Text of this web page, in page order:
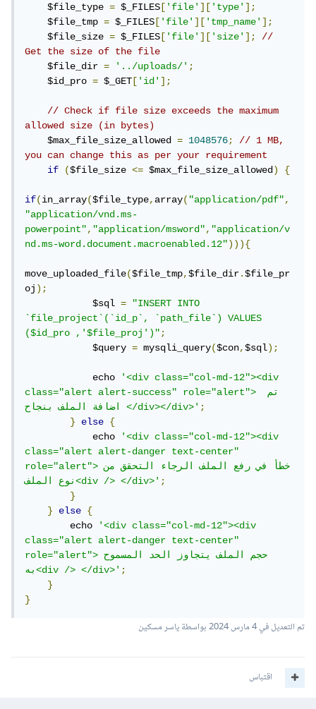
$file_type = $_FILES ['file']['type'];
$file_tmp = $_FILES ['file']['tmp_name'];
$file_size = $_FILES ['file']['size'];
//
Get the size of the file
$file_dir = '../uploads/';
$id_pro = $_GET ['id'];
// Check if file size exceeds the maximum
allowed size (in bytes)
$max_file_size_allowed = 1048576;
// 1 MB,
you can change this as per your requirement
if
($file_size <= $max_file_size_allowed) {
if(in_array($file_type,array("application/pdf",
"application/vnd.ms-
powerpoint","application/msword","application/v
nd.ms-word.document.macroenabled.12"))){
move_uploaded_file($file_tmp,$file_dir.$file_pr
oj);
$sql =
"INSERT INTO
`file_project`(`id_p`, `path_file`) VALUES
($id_pro ,'$file_proj')";
$query = mysqli_query($con,$sql);
echo '<div class="col-md-12"><div
class="alert alert-success" role="alert"> تم
اضافة الملف بنجاح </div></div>';
}
else
{
echo '<div class="col-md-12"><div
class="alert alert-danger text-center"
role="alert">خطأ في رفع الملف الرجاء التحقق من
نوع الملف<div /> </div>';
}
}
else
{
echo '<div class="col-md-12"><div
class="alert alert-danger text-center"
role="alert">حجم الملف يتجاوز الحد المسموح
به<div /> </div>';
}
}
تم التعديل في4 مارس 2024 بواسطة ياسر مسكين
اقتباس